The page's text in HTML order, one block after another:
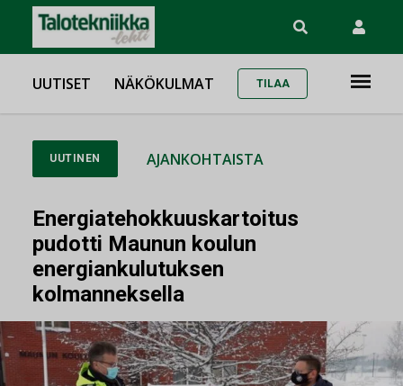
UUTISET NÄKÖKULMAT TILAA
UUTINEN AJANKOHTAISTA
Energiatehokkuuskartoitus
pudotti Maunun koulun
energiankulutuksen
kolmanneksella